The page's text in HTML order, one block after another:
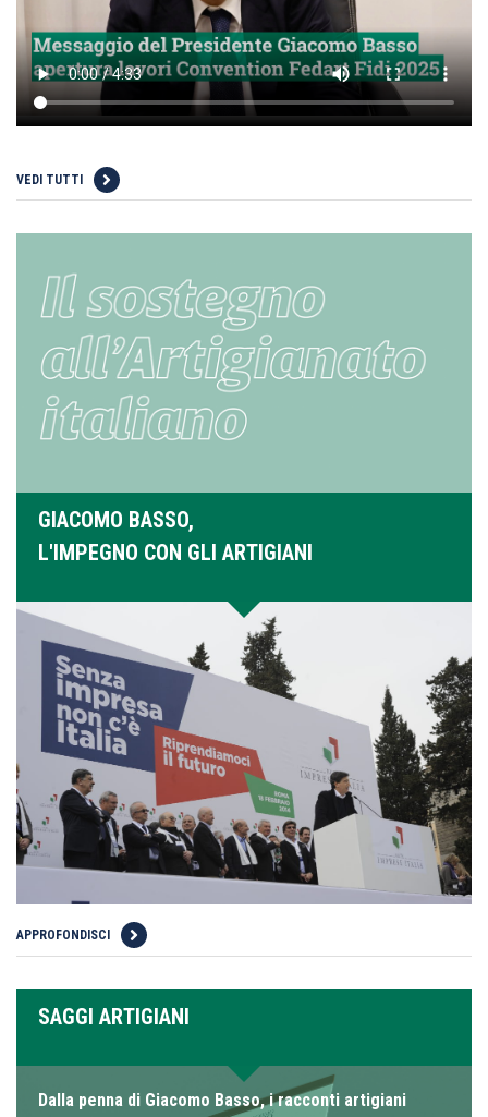
VEDI TUTTI
GIACOMO BASSO,
L'IMPEGNO CON GLI ARTIGIANI
APPROFONDISCI
SAGGI ARTIGIANI
Dalla penna di Giacomo Basso, i racconti artigiani